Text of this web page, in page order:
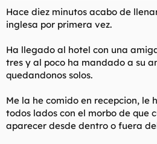
d
e
t
e
a
i
c
o
Hace diez minutos acabo de
inglesa por primera vez.
Ha llegado al hotel con una
tres y al poco ha mandado a su
quedandonos solos.
Me la he comido en recepcion, le
todos lados con el morbo de que
aparecer desde dentro o fuera